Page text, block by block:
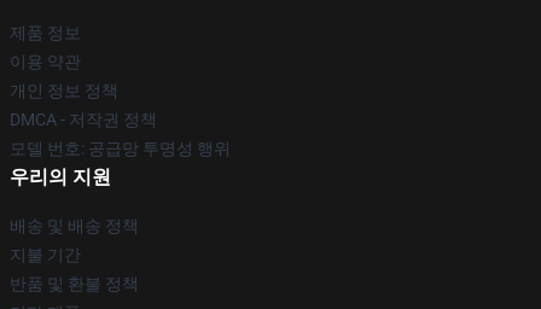
제품 정보
이용 약관
개인 정보 정책
DMCA - 저작권 정책
모델 번호: 공급망 투명성 행위
우리의 지원
배송 및 배송 정책
지불 기간
반품 및 환불 정책